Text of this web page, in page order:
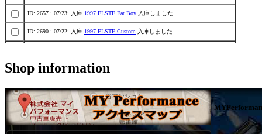
ID: 2657 : 07/23: 入庫 1997 FLSTF Fat Boy 入庫しました
ID: 2690 : 07/22: 入庫 1997 FLSTF Custom 入庫しました
ID: 2628 : 07/21: ご商談1980 FLH Custom
ID: 2615 : 07/18: ご商談1977 Rigid Shovelありがとうございます
ID: 2020 : 07/18: ご成約1999 KAWASAKI ZEPHYR 1100ありがとうございます
Shop information